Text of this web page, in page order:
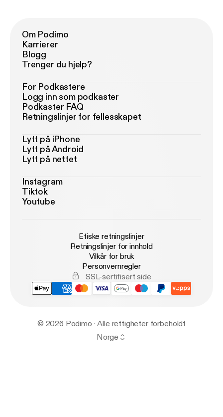
Om Podimo
Karrierer
Blogg
Trenger du hjelp?
For Podkastere
Logg inn som podkaster
Podkaster FAQ
Retningslinjer for fellesskapet
Lytt på iPhone
Lytt på Android
Lytt på nettet
Instagram
Tiktok
Youtube
Etiske retningslinjer
Retningslinjer for innhold
Vilkår for bruk
Personvernregler
SSL-sertifisert side
© 2026 Podimo · Alle rettigheter forbeholdt
Norge